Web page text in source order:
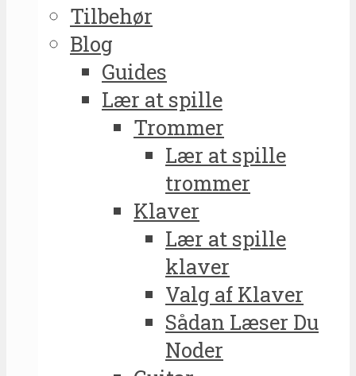
Tilbehør
Blog
Guides
Lær at spille
Trommer
Lær at spille
trommer
Klaver
Lær at spille
klaver
Valg af Klaver
Sådan Læser Du
Noder